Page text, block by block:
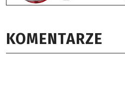
KOMENTARZE